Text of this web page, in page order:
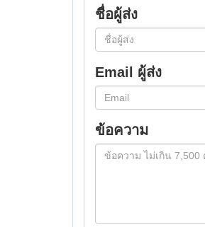
ชื่อผู้ส่ง
Email ผู้ส่ง
ข้อความ